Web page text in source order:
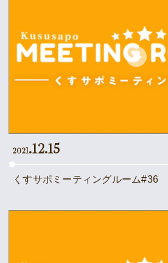
Live Streaming
2021.12.15
くすサポミーティングルーム#36